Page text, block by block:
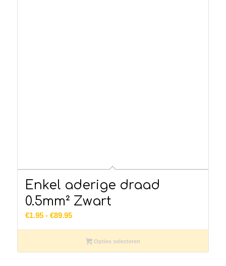
Enkel aderige draad
0.5mm² Zwart
€1.95 - €89.95Prijsklasse:
€89.95
Opties selecteren